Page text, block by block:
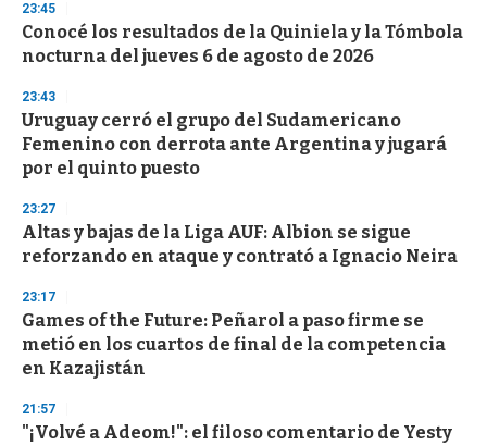
d
s
o
f
3
s
e
c
o
d
s
23:45
Conocé los resultados de la Quiniela y la Tómbola
nocturna del jueves 6 de agosto de 2026
23:43
Uruguay cerró el grupo del Sudamericano
Femenino con derrota ante Argentina y jugará
por el quinto puesto
23:27
Altas y bajas de la Liga AUF: Albion se sigue
reforzando en ataque y contrató a Ignacio Neira
23:17
Games of the Future: Peñarol a paso firme se
metió en los cuartos de final de la competencia
en Kazajistán
21:57
"¡Volvé a Adeom!": el filoso comentario de Yesty